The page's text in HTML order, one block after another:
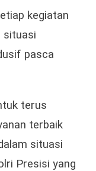
kegiatan
situasi
pasca
terus
terbaik
situasi
Presisi yang